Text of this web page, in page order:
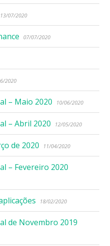
13/07/2020
07/07/2020
2020
– Maio 2020 10/06/2020
– Abril 2020 12/05/2020
de 2020 11/04/2020
– Fevereiro 2020
18/02/2020
de Novembro 2019